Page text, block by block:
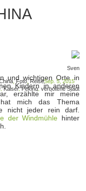
Sven
Sep. 5, 2015
,Foto,Reise
,Kaiser,Peking, verbotene Stadt
und wichtigen Orte in
Kindern in anderen
erzählte mir meine
mich das Thema
nicht jeder rein darf.
der Windmühle hinter